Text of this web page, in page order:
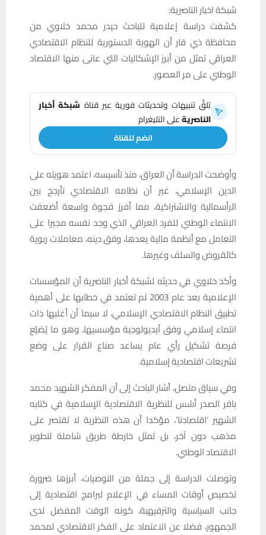
شبكة اخبار الناصرية:
كشفت دراسة إعلامية للباحث حيدر محمد خلاوي من
محافظة ذي قار أن الهوية الدستورية للنظام الاقتصادي
العراقي تمثل من أبرز الإشكاليات التي عانى منها الاقتصاد
الوطني على مر العصور.
تلقَّ تنبيهات وتحديثات فورية عبر قناة شبكة أخبار
الناصريةعلى التليغرام
انضم للقناة
وأوضحت الدراسة أن العراق، منذ تأسيسه، اعتمد هويته على
الدين الإسلامي، غير أن نظامه الاقتصادي تأرجح بين
الرأسمالية والاشتراكية، مما أفرز فجوة واسعة أضعفت
الانتماء الوطني للفرد العراقي الذي وجد نفسه مجبرا على
التعامل مع أنظمة مالية يعدها، وفق دينه، معاملات ربوية
كالقروض والسلف وغيرها.
وأكد خلاوي في حديثه لشبكة أخبار الناصرية أن المؤسسات
الإعلامية بعد عام 2003 لم تعتمد في خطابها على أهمية
تطبيق النظام الاقتصادي الإسلامي، لا سيما أن أغلبها ذات
انتماء إسلامي وفق أيديولوجية مؤسسيها، وهو ما يُضيّع
فرصة تشكيل رأي عام يساعد صناع القرار على وضع
تشريعات اقتصادية إسلامية.
وفي سياق متصل، أشار الباحث إلى أن المفكر الشهيد محمد
باقر الصدر أسّس للنظرية الاقتصادية الإسلامية في كتابه
الشهير ‘اقتصادنا’، مؤكدا أن هذه النظرية لا تقتصر على
مذهب دون آخر، بل تمثل خارطة طريق شاملة لتطوير
الاقتصاد الوطني.
وتوصلت الدراسة إلى جملة من التوصيات، أبرزها ضرورة
تخصيص أوقات المساء في الإعلام لبرامج اقتصادية إلى
جانب السياسية والترفيهية، كونه الوقت المفضل لدى
الجمهور، فضلا عن الاعتماد على الفكر الاقتصادي لمحمد